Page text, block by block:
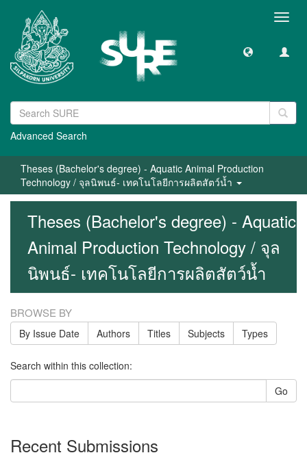
Advanced Search
Theses (Bachelor's degree) - Aquatic Animal Production
Technology / จุลนิพนธ์- เทคโนโลยีการผลิตสัตว์น้ำ
Theses (Bachelor's degree) - Aquatic
Animal Production Technology / จุล
นิพนธ์- เทคโนโลยีการผลิตสัตว์น้ำ
BROWSE BY
By Issue Date Authors Titles Subjects Types
Search within this collection:
Go
Recent Submissions